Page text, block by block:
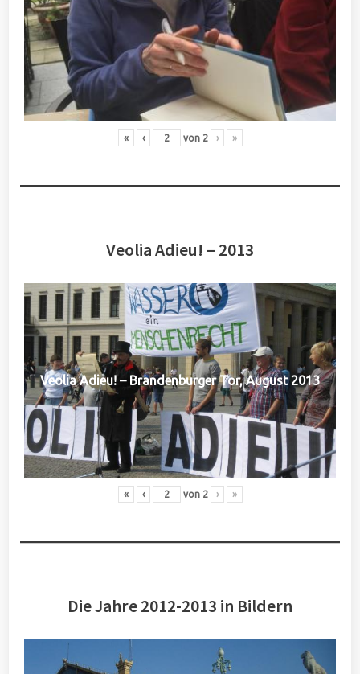
« ‹ von 2 › »
Veolia Adieu! – 2013
Veolia Adieu! – Brandenburger Tor, August 2013
« ‹ von 2 › »
Die Jahre 2012-2013 in Bildern